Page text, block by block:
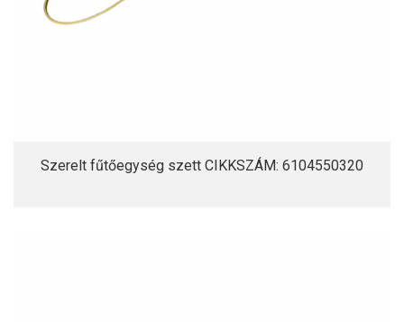
Szerelt fűtőegység szett CIKKSZÁM: 6104550320